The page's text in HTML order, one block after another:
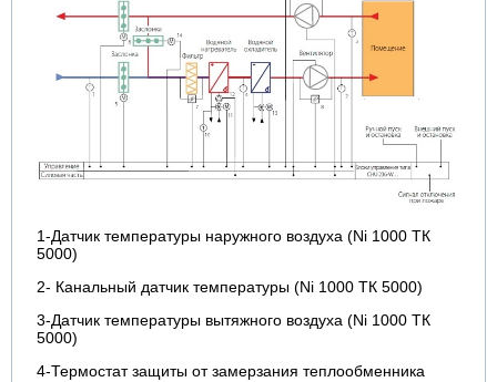
1-Датчик температуры наружного воздуха (Ni 1000 ТК
5000)
2- Канальный датчик температуры (Ni 1000 ТК 5000)
3-Датчик температуры вытяжного воздуха (Ni 1000 ТК
5000)
4-Термостат защиты от замерзания теплообменника